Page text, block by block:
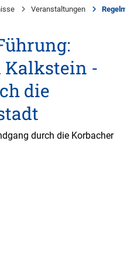
Veranstaltungen
Kalkstein -
die
durch die Korbacher